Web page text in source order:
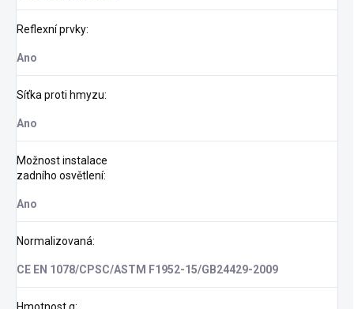
Reflexní prvky:
Ano
Síťka proti hmyzu:
Ano
Možnost instalace
zadního osvětlení:
Ano
Normalizovaná:
CE EN 1078/CPSC/ASTM F1952-15/GB24429-2009